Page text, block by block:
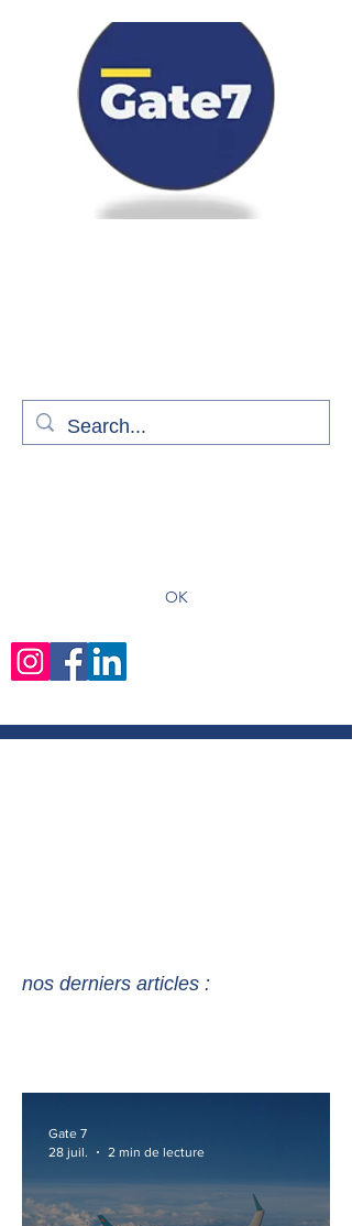
OK
nos derniers articles :
Gate 7
28 juil.
2 min de lecture